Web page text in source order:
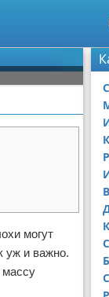
могут
уж и важно.
массу